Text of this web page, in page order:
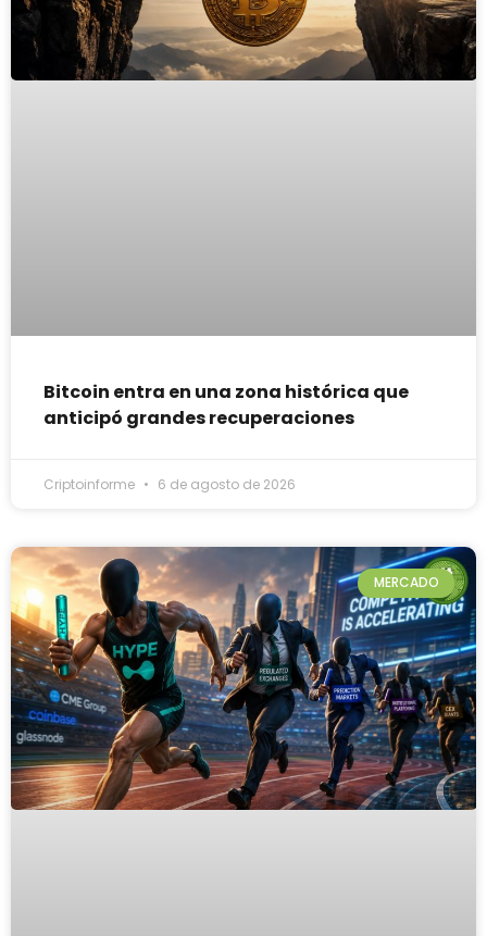
Bitcoin entra en una zona histórica que
anticipó grandes recuperaciones
Criptoinforme 6 de agosto de 2026
MERCADO